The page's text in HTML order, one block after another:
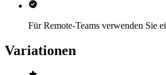
Für Remote-Teams verwenden Sie
Variationen